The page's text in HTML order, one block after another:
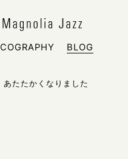
BLOG
あたたかくなりました